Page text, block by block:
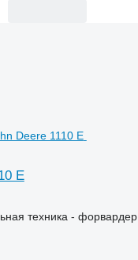
E
техника - форвардер